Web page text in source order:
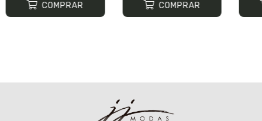
COMPRAR COMPRAR